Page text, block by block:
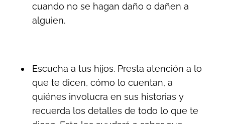
cuando no se hagan daño o dañen a
alguien.
Escucha a tus hijos. Presta atención a lo
que te dicen, cómo lo cuentan, a
quiénes involucra en sus historias y
recuerda los detalles de todo lo que te